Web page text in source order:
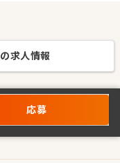
求人情報
応募